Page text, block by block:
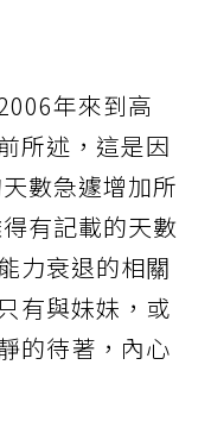
年來到高
所述，這是因
數急遽增加所
有記載的天數
力衰退的相關
有與妹妹，或
的待著，內心